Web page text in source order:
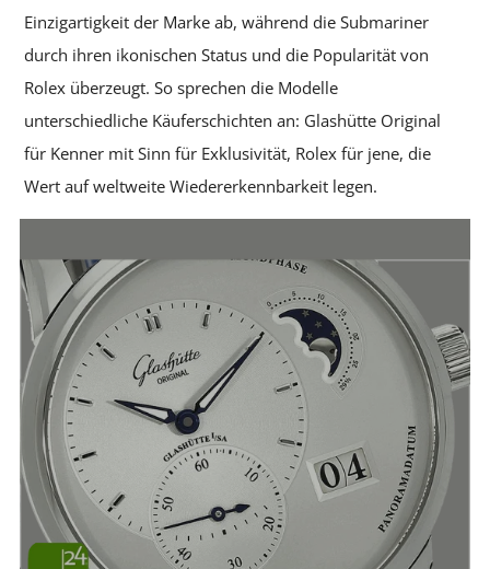
Einzigartigkeit der Marke ab, während die Submariner
durch ihren ikonischen Status und die Popularität von
Rolex überzeugt. So sprechen die Modelle
unterschiedliche Käuferschichten an: Glashütte Original
für Kenner mit Sinn für Exklusivität, Rolex für jene, die
Wert auf weltweite Wiedererkennbarkeit legen.